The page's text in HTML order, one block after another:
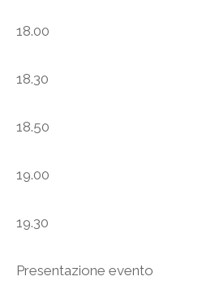
18.00
18.30
18.50
19.00
19.30
Presentazione evento